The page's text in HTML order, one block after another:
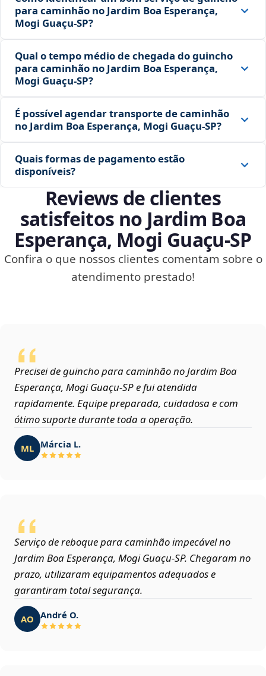
para caminhão no Jardim Boa Esperança,
Mogi Guaçu‑SP?
Qual o tempo médio de chegada do guincho
para caminhão no Jardim Boa Esperança,
Mogi Guaçu‑SP?
É possível agendar transporte de caminhão
no Jardim Boa Esperança, Mogi Guaçu‑SP?
Quais formas de pagamento estão
disponíveis?
Reviews de clientes
satisfeitos no Jardim Boa
Esperança, Mogi Guaçu‑SP
Confira o que nossos clientes comentam sobre o
atendimento prestado!
Precisei de guincho para caminhão no Jardim Boa
Esperança, Mogi Guaçu‑SP e fui atendida
rapidamente. Equipe preparada, cuidadosa e com
ótimo suporte durante toda a operação.
ML Márcia L.
Serviço de reboque para caminhão impecável no
Jardim Boa Esperança, Mogi Guaçu‑SP. Chegaram no
prazo, utilizaram equipamentos adequados e
garantiram total segurança.
AO André O.